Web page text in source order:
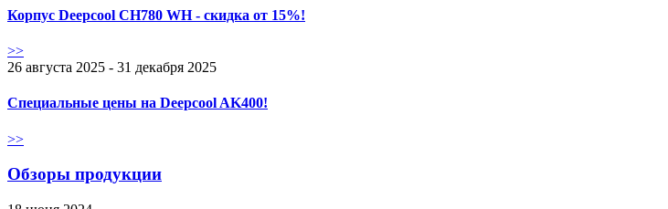
Корпус Deepcool CH780 WH - скидка от 15%!
>>
26 августа 2025 - 31 декабря 2025
Специальные цены на Deepcool AK400!
>>
Обзоры продукции